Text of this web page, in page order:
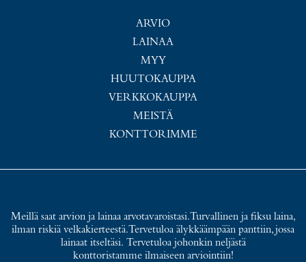
ARVIO
LAINAA
MYY
HUUTOKAUPPA
VERKKOKAUPPA
MEISTÄ
KONTTORIMME
Meillä saat arvion ja lainaa arvotavaroistasi. Turvallinen ja fiksu laina,
ilman riskiä velkakierteestä. Tervetuloa älykkäämpään panttiin, jossa
lainaat itseltäsi. Tervetuloa johonkin neljästä
konttoristamme ilmaiseen arviointiin!